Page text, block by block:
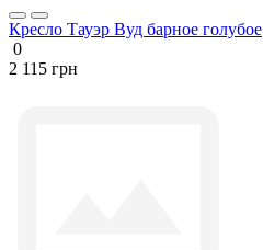
Кресло Тауэр Вуд барное голубое
0
2 115 грн